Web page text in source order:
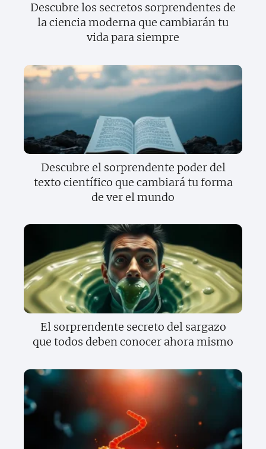
Descubre los secretos sorprendentes de
la ciencia moderna que cambiarán tu
vida para siempre
Descubre el sorprendente poder del
texto científico que cambiará tu forma
de ver el mundo
El sorprendente secreto del sargazo
que todos deben conocer ahora mismo